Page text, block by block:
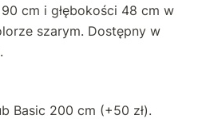
cm i głębokości 48 cm w
szarym. Dostępny w
Basic 200 cm (+50 zł).